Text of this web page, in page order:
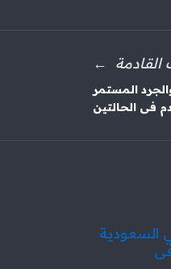
القادمة
المستمر
فى الحالتين